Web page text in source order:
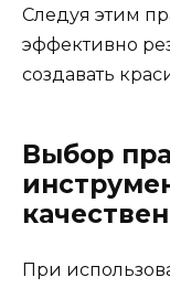
Следуя этим
эффективно
создавать
Выбор
При